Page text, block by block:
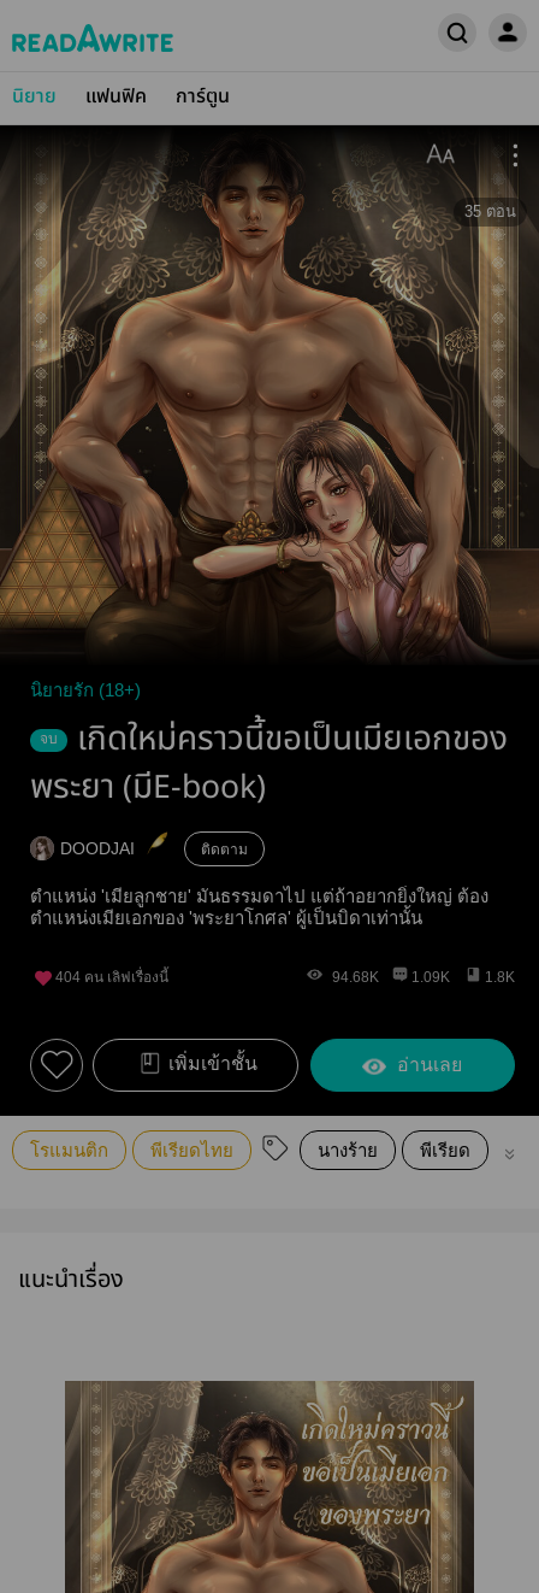
นิยาย แฟนฟิค การ์ตูน
35 ตอน
นิยายรัก (18+)
จบ
เกิดใหม่คราวนี้ขอเป็นเมียเอกของ
พระยา (มีE-book)
DOODJAI ติดตาม
ตำแหน่ง 'เมียลูกชาย' มันธรรมดาไป แต่ถ้าอยากยิ่งใหญ่ ต้อง
ตำแหน่งเมียเอกของ 'พระยาโกศล' ผู้เป็นบิดาเท่านั้น
404 คน เลิฟเรื่องนี้ 94.68K 1.09K 1.8K
เพิ่มเข้าชั้น อ่านเลย
โรแมนติก พีเรียดไทย นางร้าย พีเรียด แอ
แนะนำเรื่อง